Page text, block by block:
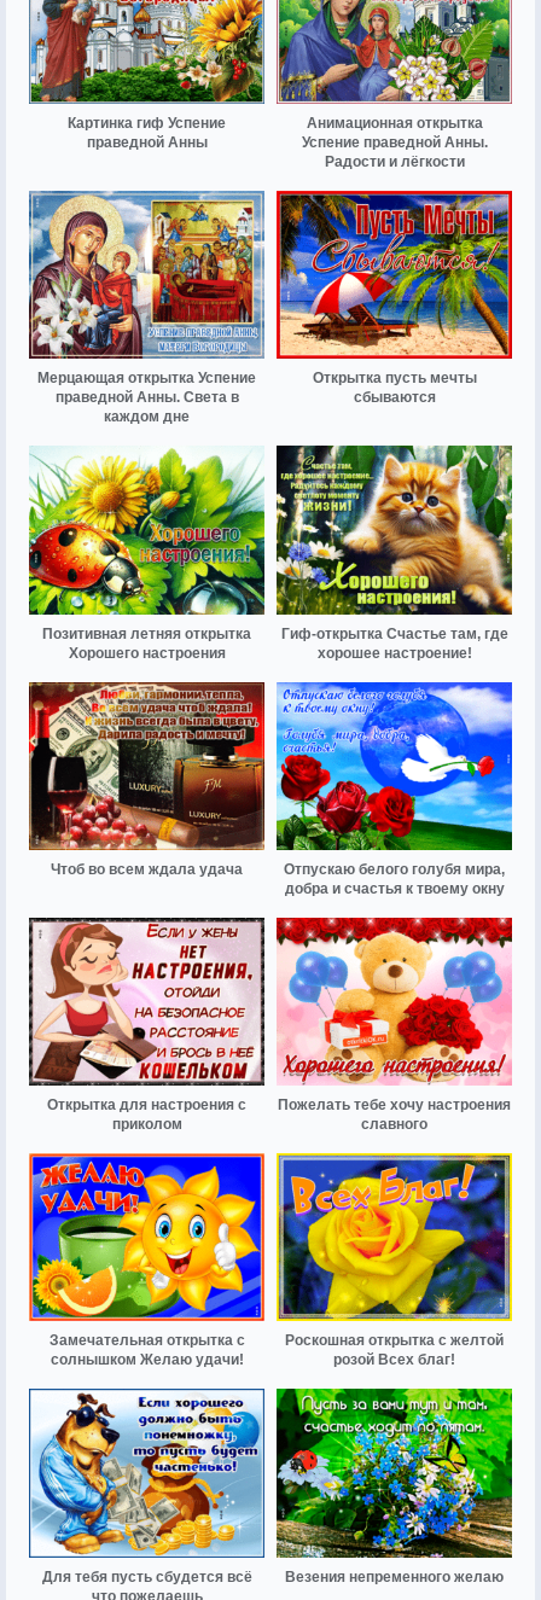
Картинка гиф Успение
праведной Анны
Анимационная открытка
Успение праведной Анны.
Радости и лёгкости
Мерцающая открытка Успение
праведной Анны. Света в
каждом дне
Открытка пусть мечты
сбываются
Позитивная летняя открытка
Хорошего настроения
Гиф-открытка Счастье там, где
хорошее настроение!
Чтоб во всем ждала удача
Отпускаю белого голубя мира,
добра и счастья к твоему окну
Открытка для настроения с
приколом
Пожелать тебе хочу настроения
славного
Замечательная открытка с
солнышком Желаю удачи!
Роскошная открытка с желтой
розой Всех благ!
Для тебя пусть сбудется всё
что пожелаешь
Везения непременного желаю